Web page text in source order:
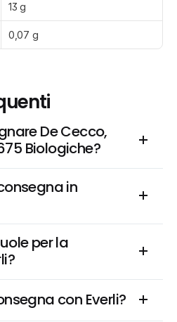
13 g
0,07 g
De Cecco,
Biologiche?
in
per la
con Everli?